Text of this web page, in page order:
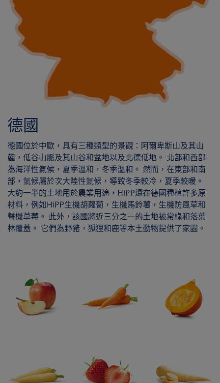
德國
德國位於中歐，具有三種類型的景觀：阿爾卑斯山及其山
麓，低谷山脈及其山谷和盆地以及北德低地。 北部和西部
為海洋性氣候，夏季溫和，冬季溫和。 然而，在東部和南
部，氣候屬於次大陸性氣候，導致冬季較冷，夏季較暖。
大約一半的土地用於農業用途，HiPP還在德國種植許多原
材料，例如HiPP生機胡蘿蔔，生機馬鈴薯，生機防風草和
聲機草莓。 此外，該國將近三分之一的土地被常綠和落葉
林覆蓋。 它們為野豬，狐狸和鹿等本土動物提供了家園。